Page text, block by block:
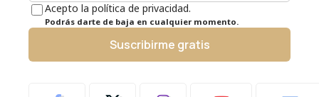
Acepto la política de privacidad.
Podrás darte de baja en cualquier momento.
Suscribirme gratis